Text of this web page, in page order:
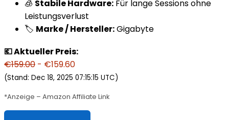
🧊 Stabile Hardware: Für lange Sessions ohne
Leistungsverlust
🏷️ Marke / Hersteller:Gigabyte
💶 Aktueller Preis:
€159.00 - €159.60
(Stand: Dec 18, 2025 07:15:15 UTC)
*Anzeige – Amazon Affiliate Link